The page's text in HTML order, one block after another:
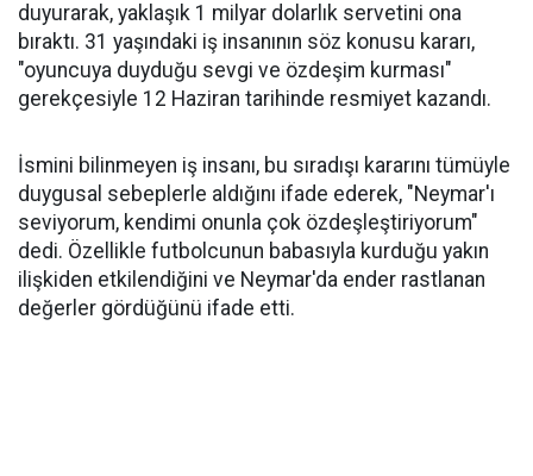
duyurarak, yaklaşık 1 milyar dolarlık servetini ona
bıraktı. 31 yaşındaki iş insanının söz konusu kararı,
"oyuncuya duyduğu sevgi ve özdeşim kurması"
gerekçesiyle 12 Haziran tarihinde resmiyet kazandı.
İsmini bilinmeyen iş insanı, bu sıradışı kararını tümüyle
duygusal sebeplerle aldığını ifade ederek, "Neymar'ı
seviyorum, kendimi onunla çok özdeşleştiriyorum"
dedi. Özellikle futbolcunun babasıyla kurduğu yakın
ilişkiden etkilendiğini ve Neymar'da ender rastlanan
değerler gördüğünü ifade etti.